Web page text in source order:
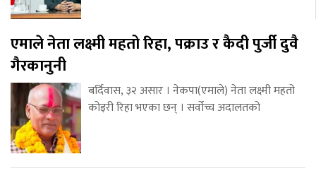
एमाले नेता लक्ष्मी महतो रिहा, पक्राउ र कैदी पुर्जी दुवै
गैरकानुनी
बर्दिवास, ३२ असार । नेकपा(एमाले) नेता लक्ष्मी महतो
कोइरी रिहा भएका छन् । सर्वोच्च अदालतको